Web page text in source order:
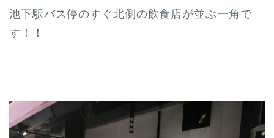
池下駅バス停のすぐ北側の飲食店が並ぶ一角で
す！！